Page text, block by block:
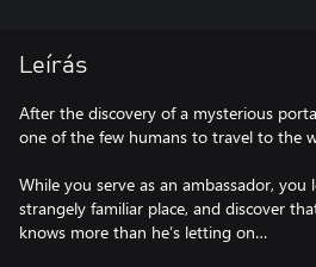
Leírás
After the discovery of a mysterious
one of the few humans to travel to the
While you serve as an ambassador,
strangely familiar place, and discover
knows more than he’s letting on…